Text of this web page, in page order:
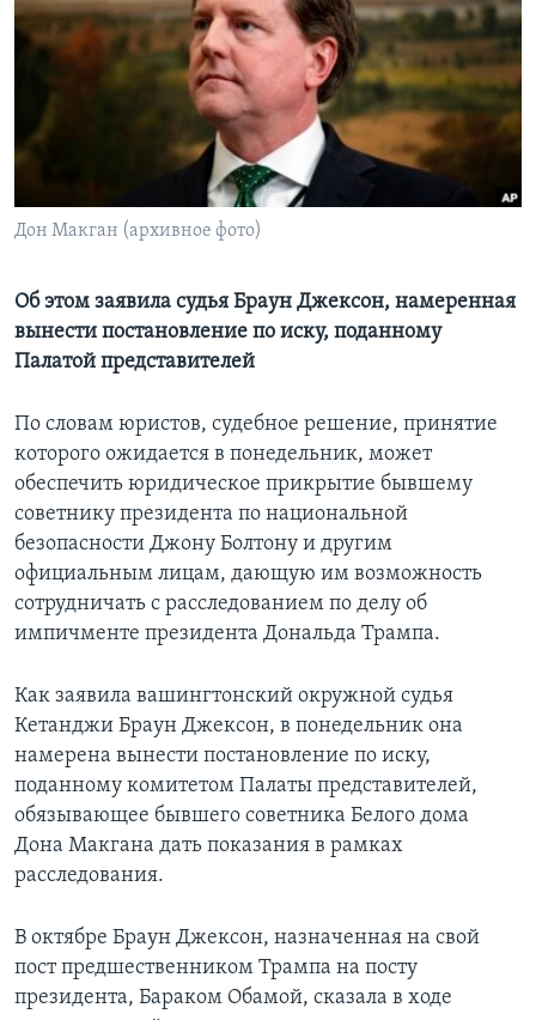
Learning English
Языки
Дон Макган (архивное фото)
Об этом заявила судья Браун Джексон, намеренная
вынести постановление по иску, поданному
Палатой представителей
По словам юристов, судебное решение, принятие
которого ожидается в понедельник, может
обеспечить юридическое прикрытие бывшему
советнику президента по национальной
безопасности Джону Болтону и другим
официальным лицам, дающую им возможность
сотрудничать с расследованием по делу об
импичменте президента Дональда Трампа.
Как заявила вашингтонский окружной судья
Кетанджи Браун Джексон, в понедельник она
намерена вынести постановление по иску,
поданному комитетом Палаты представителей,
обязывающее бывшего советника Белого дома
Дона Макгана дать показания в рамках
расследования.
В октябре Браун Джексон, назначенная на свой
пост предшественником Трампа на посту
президента, Бараком Обамой, сказала в ходе